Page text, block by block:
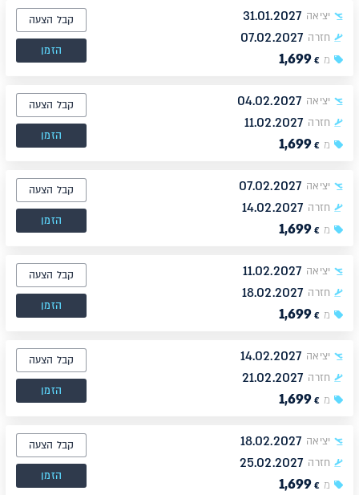
יציאה 31.01.2027
חזרה 07.02.2027
מ 1,699 €
קבל הצעה
הזמן
יציאה 04.02.2027
חזרה 11.02.2027
מ 1,699 €
קבל הצעה
הזמן
יציאה 07.02.2027
חזרה 14.02.2027
מ 1,699 €
קבל הצעה
הזמן
יציאה 11.02.2027
חזרה 18.02.2027
מ 1,699 €
קבל הצעה
הזמן
יציאה 14.02.2027
חזרה 21.02.2027
מ 1,699 €
קבל הצעה
הזמן
יציאה 18.02.2027
חזרה 25.02.2027
מ 1,699 €
קבל הצעה
הזמן